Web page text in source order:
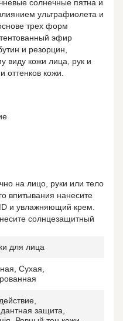
солнечные пятна и
ультрафиолета и
трех форм
эфир
и резорцин,
виду кожи лица, рук и
оттенков кожи.
на лицо, руки или тело
впитывания нанесите
и увлажняющий крем.
солнцезащитный
для лица
Сухая,
защита,